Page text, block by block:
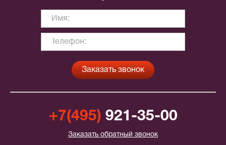
+7(495) 921-35-00
Заказать обратный звонок